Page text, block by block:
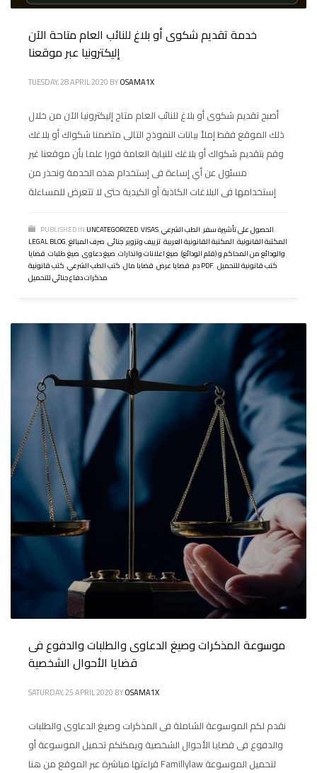
خدمة تقديم شكوى أو بلاغ للنائب العام متاحة الآن
إليكترونيا عبر موقعنا
TUESDAY, 28 APRIL 2020 BYOSAMA1X
أصبح تقديم شكوى أو بلاغ للنائب العام متاح إليكترونيا الآن من خلال
ذلك الموقع فقط إملأ بيانات النموذج التالى متضمنا شكواك أو بلاغك
وقم بتقديم شكواك أو بلاغك للنيابة العامة فورا علما بأن موقعنا غير
مسئول عن أي إساءة فى إستخدام هذه الخدمة ونحذر من
إستخدامها فى البلاغات الكاذبة أو الكيدية حتى لا تتعرض للمساءلة
PUBLISHED IN UNCATEGORIZED,VISAS, الحصول على تأشيرة سفر,الطب الشرعي
,
LEGAL BLOG, المكتبة القانونية,المكتبة القانونية العربية,تزييف وتزوير,جنائى,صرف المبالغ
والودائع من المحاكم و (قلم الودائع),صيغ اعلانات وانذارات,صيغ دعاوى,صيغ طلبات,قضايا
دم,قضايا عرض,قضايا مال,كتب الطب الشرعي, كتب قانونية PDF, كتب قانونية للتحميل,
مذكرات دفاع جنائي للتحميل
موسوعة المذكرات وصيغ الدعاوى والطلبات والدفوع فى
قضايا الأحوال الشخصية
SATURDAY, 25 APRIL 2020 BYOSAMA1X
نقدم لكم الموسوعة الشاملة فى المذكرات وصيغ الدعاوى والطلبات
والدفوع فى قضايا الأحوال الشخصية ويمكنكم تحميل الموسوعة أو
قراءتها مباشرة عبر الموقع من هنا Famillylaw لتحميل الموسوعة